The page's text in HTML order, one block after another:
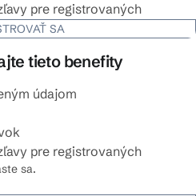
pre registrovaných
SA
tieto benefity
údajom
pre registrovaných
sa.